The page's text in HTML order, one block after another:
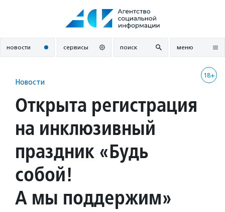
новости сервисы поиск меню
18+
Новости
Открыта регистрация
на инклюзивный
праздник «Будь
собой!
А мы поддержим»